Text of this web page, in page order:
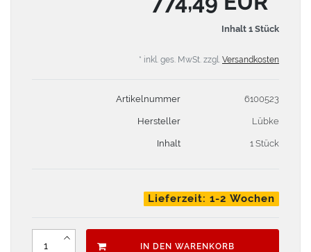
Inhalt 1 Stück
* inkl. ges. MwSt. zzgl. Versandkosten
Artikelnummer 6100523
Hersteller Lübke
Inhalt 1 Stück
Lieferzeit: 1-2 Wochen
IN DEN WARENKORB